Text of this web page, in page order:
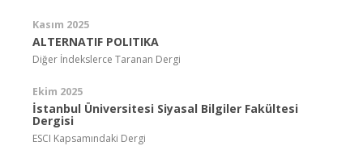
Kasım 2025
ALTERNATIF POLITIKA
Diğer İndekslerce Taranan Dergi
Ekim 2025
İstanbul Üniversitesi Siyasal Bilgiler Fakültesi
Dergisi
ESCI Kapsamındaki Dergi